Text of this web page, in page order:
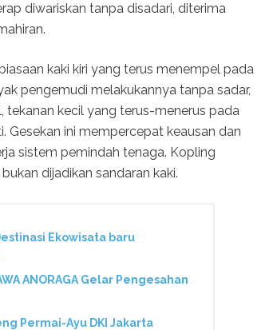
diwariskan tanpa disadari, diterima
kaki kiri yang terus menempel pada
pengemudi melakukannya tanpa sadar,
tekanan kecil yang terus-menerus pada
ini mempercepat keausan dan
sistem pemindah tenaga. Kopling
dijadikan sandaran kaki.
Ekowisata baru
ANORAGA Gelar Pengesahan
Permai-Ayu DKI Jakarta